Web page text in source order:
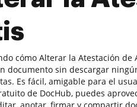
cómo Alterar la Atestación de
documento sin descargar
Es fácil, amigable para el
de DocHub, puedes